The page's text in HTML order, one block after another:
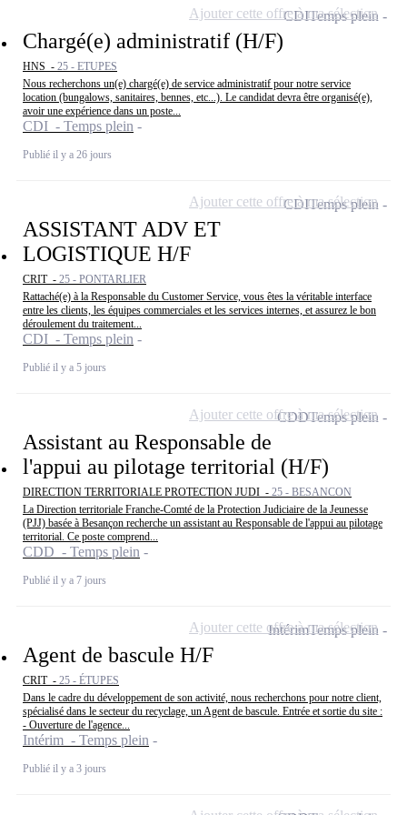
Chargé(e) administratif (H/F)
HNS - 25 - ETUPES
Nous recherchons un(e) chargé(e) de service administratif pour notre service
location (bungalows, sanitaires, bennes, etc...). Le candidat devra être organisé(e),
avoir une expérience dans un poste...
CDI - Temps plein
Publié il y a 26 jours
CDITemps plein
Ajouter cette offre à ma sélection
ASSISTANT ADV ET
LOGISTIQUE H/F
CRIT - 25 - PONTARLIER
Rattaché(e) à la Responsable du Customer Service, vous êtes la véritable interface
entre les clients, les équipes commerciales et les services internes, et assurez le bon
déroulement du traitement...
CDI - Temps plein
Publié il y a 5 jours
CDITemps plein
Ajouter cette offre à ma sélection
Assistant au Responsable de
l'appui au pilotage territorial (H/F)
DIRECTION TERRITORIALE PROTECTION JUDI - 25 - BESANCON
La Direction territoriale Franche-Comté de la Protection Judiciaire de la Jeunesse
(PJJ) basée à Besançon recherche un assistant au Responsable de l'appui au pilotage
territorial. Ce poste comprend...
CDD - Temps plein
Publié il y a 7 jours
CDDTemps plein
Ajouter cette offre à ma sélection
Agent de bascule H/F
CRIT - 25 - ÉTUPES
Dans le cadre du développement de son activité, nous recherchons pour notre client,
spécialisé dans le secteur du recyclage, un Agent de bascule. Entrée et sortie du site :
- Ouverture de l'agence...
Intérim - Temps plein
Publié il y a 3 jours
IntérimTemps plein
Ajouter cette offre à ma sélection